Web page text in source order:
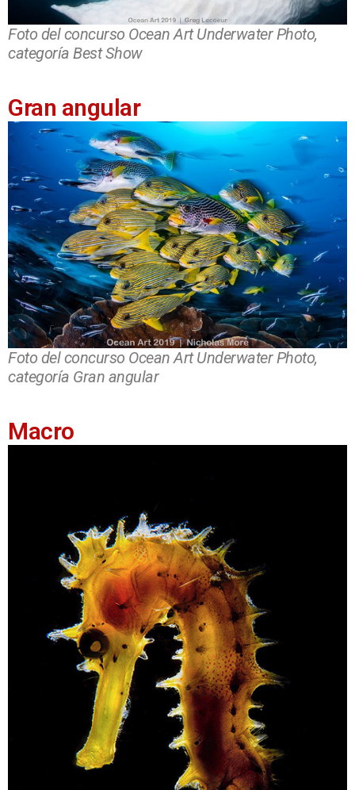
Foto del concurso Ocean Art Underwater Photo,
categoría Best Show
Gran angular
Foto del concurso Ocean Art Underwater Photo,
categoría Gran angular
Macro